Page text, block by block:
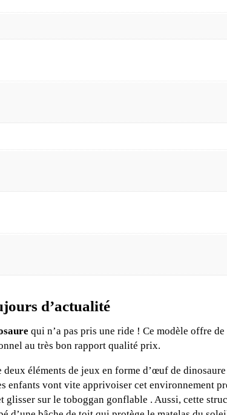
d’actualité
qui n’a pas pris une ride ! Ce modèle offre
au très bon rapport qualité prix.
éléments de jeux en forme d’œuf de dinosaure
enfants vont vite apprivoiser cet environnement
sur le toboggan gonflable . Aussi, cette